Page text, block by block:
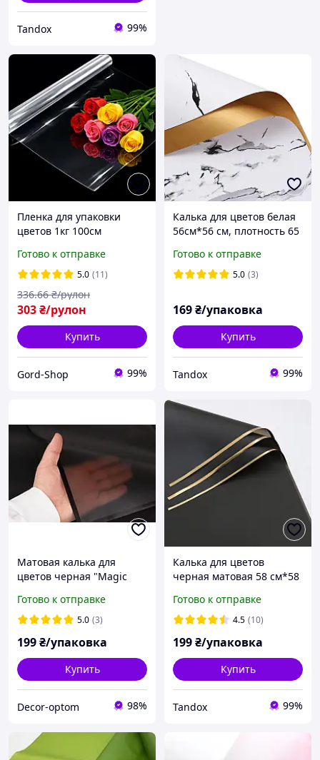
Tandox 99%
Пленка для упаковки
цветов 1кг 100см
флористическая
упаковочная калька
слюда для букетов и
подарков
Готово к отправке
5.0 (11)
303₴/рулон
336.66 ₴/рулон
Купить
Gord-Shop 99%
Калька для цветов белая
56см*56 см, плотность 65
Готово к отправке
5.0 (3)
169₴/упаковка
Купить
Tandox 99%
Матовая калька для
цветов черная "Magic
упаковка 20 шт
Готово к отправке
5.0 (3)
199₴/упаковка
Купить
Decor-optom 98%
Калька для цветов
черная матовая 58 см*58
(упаковка 20 шт)
Готово к отправке
4.5 (10)
199₴/упаковка
Купить
Tandox 99%